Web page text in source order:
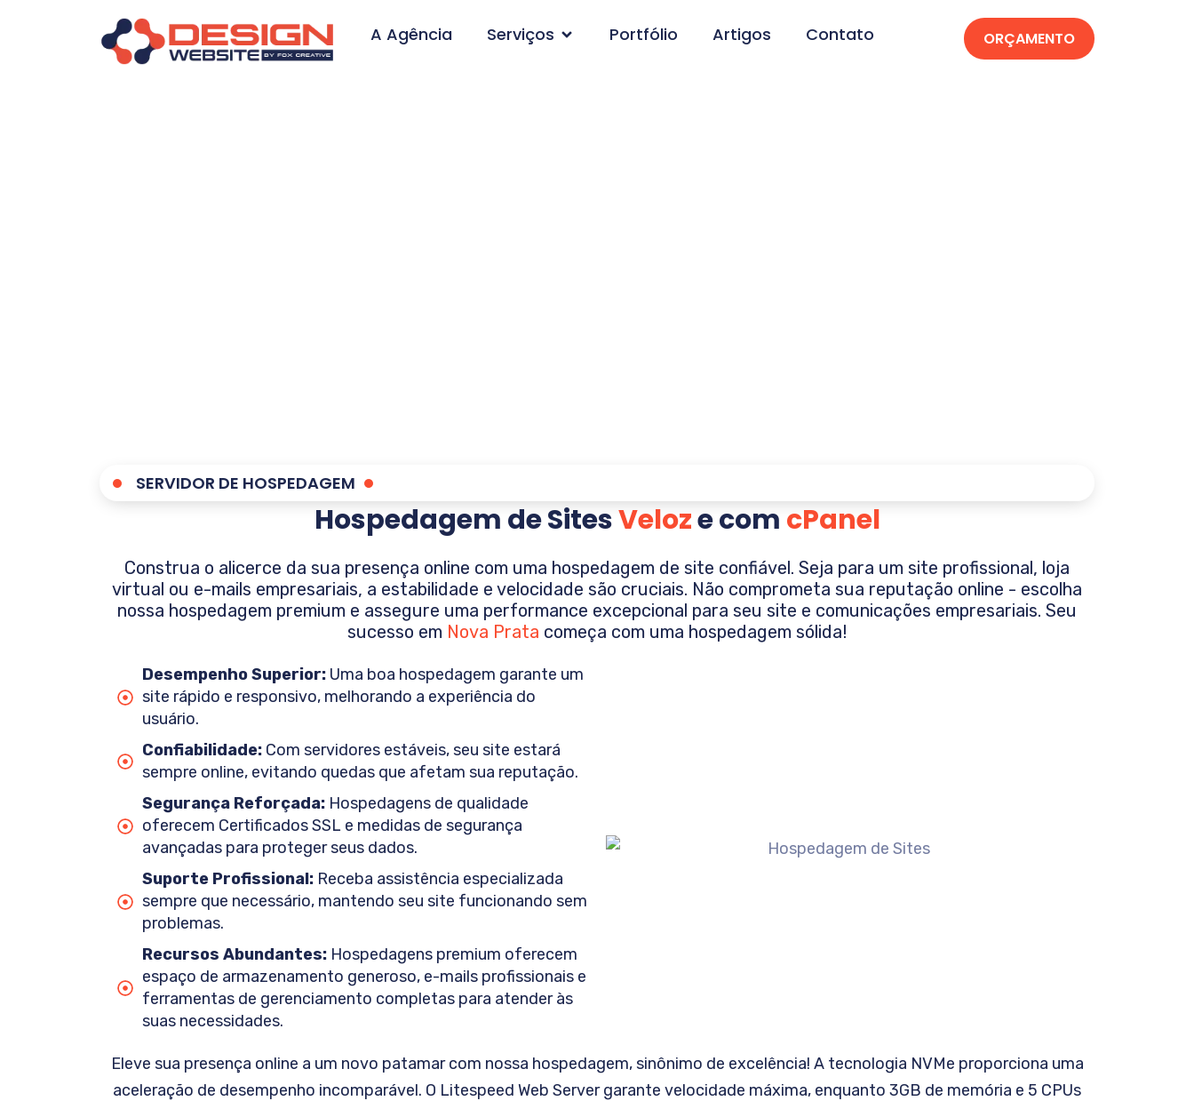
A Agência Serviços Portfólio Artigos Contato ORÇAMENTO
SERVIDOR DE HOSPEDAGEM
Hospedagem de SitesVeloze com cPanel
Construa o alicerce da sua presença online com uma hospedagem de site confiável. Seja para um site profissional, loja
virtual ou e-mails empresariais, a estabilidade e velocidade são cruciais. Não comprometa sua reputação online - escolha
nossa hospedagem premium e assegure uma performance excepcional para seu site e comunicações empresariais. Seu
sucesso em Nova Prata começa com uma hospedagem sólida!
Desempenho Superior:Uma boa hospedagem garante um
site rápido e responsivo, melhorando a experiência do
usuário.
Confiabilidade:Com servidores estáveis, seu site estará
sempre online, evitando quedas que afetam sua reputação.
Segurança Reforçada:Hospedagens de qualidade
oferecem Certificados SSL e medidas de segurança
avançadas para proteger seus dados.
Suporte Profissional:Receba assistência especializada
sempre que necessário, mantendo seu site funcionando sem
problemas.
Recursos Abundantes:Hospedagens premium oferecem
espaço de armazenamento generoso, e-mails profissionais e
ferramentas de gerenciamento completas para atender às
suas necessidades.
Eleve sua presença online a um novo patamar com nossa hospedagem, sinônimo de excelência! A tecnologia NVMe proporciona uma
aceleração de desempenho incomparável. O Litespeed Web Server garante velocidade máxima, enquanto 3GB de memória e 5 CPUs